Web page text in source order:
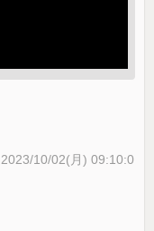
2023/10/02(月) 09:10:0